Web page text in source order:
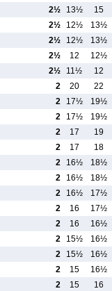
2½ 13½ 15
2½ 12½ 13½
2½ 12½ 13½
2½ 12 12½
2½ 11½ 12
2 20 22
2 17½ 19½
2 17½ 19½
2 17 19
2 17 18
2 16½ 18½
2 16½ 18½
2 16½ 17½
2 16 17½
2 16 16½
2 15½ 16½
2 15½ 16½
2 15 16½
2 15 16